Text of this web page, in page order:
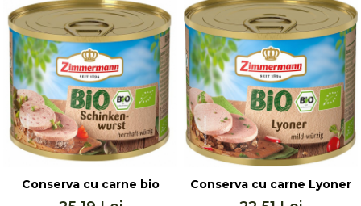
Conserva cu carne bio Conserva cu carne Lyoner